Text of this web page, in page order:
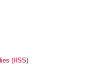
(IISS)